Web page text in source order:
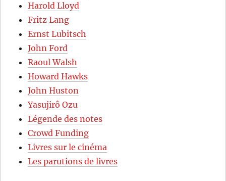
Harold Lloyd
Fritz Lang
Ernst Lubitsch
John Ford
Raoul Walsh
Howard Hawks
John Huston
Yasujirô Ozu
Légende des notes
Crowd Funding
Livres sur le cinéma
Les parutions de livres